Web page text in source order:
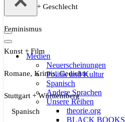
Navigationsmenü
Navigationsmenü
Medien
Neuerscheinungen
Politik und Kultur
Spanisch
Andere Sprachen
Unsere Reihen
theorie.org
BLACK BOOKS
Sexualität + Geschlecht
Feminismus
Kunst + Film
Romane, Krimis, Gedichte
Stuttgart + Württemberg
Spanisch